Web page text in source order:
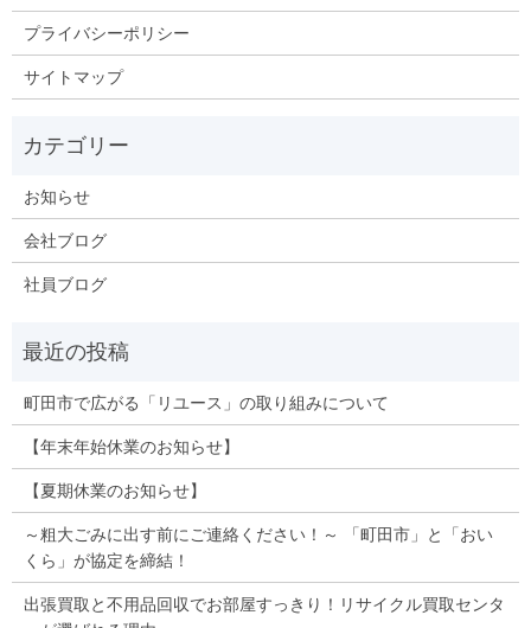
プライバシーポリシー
サイトマップ
お知らせ
会社ブログ
社員ブログ
町田市で広がる「リユース」の取り組みについて
【年末年始休業のお知らせ】
【夏期休業のお知らせ】
～粗大ごみに出す前にご連絡ください！～ 「町田市」と「おい
くら」が協定を締結！
出張買取と不用品回収でお部屋すっきり！リサイクル買取センタ